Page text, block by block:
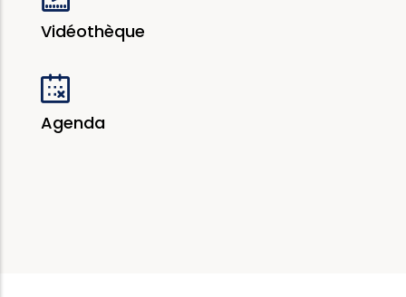
Vidéothèque
Agenda